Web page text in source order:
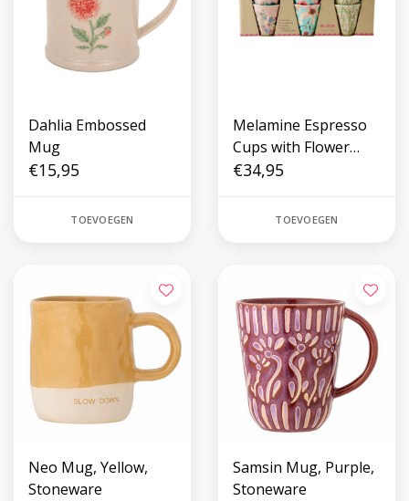
Dahlia Embossed
Mug
€15,95
TOEVOEGEN
Melamine Espresso
Cups with Flower
Print - 6 pack
€34,95
TOEVOEGEN
Neo Mug, Yellow,
Stoneware
Samsin Mug, Purple,
Stoneware